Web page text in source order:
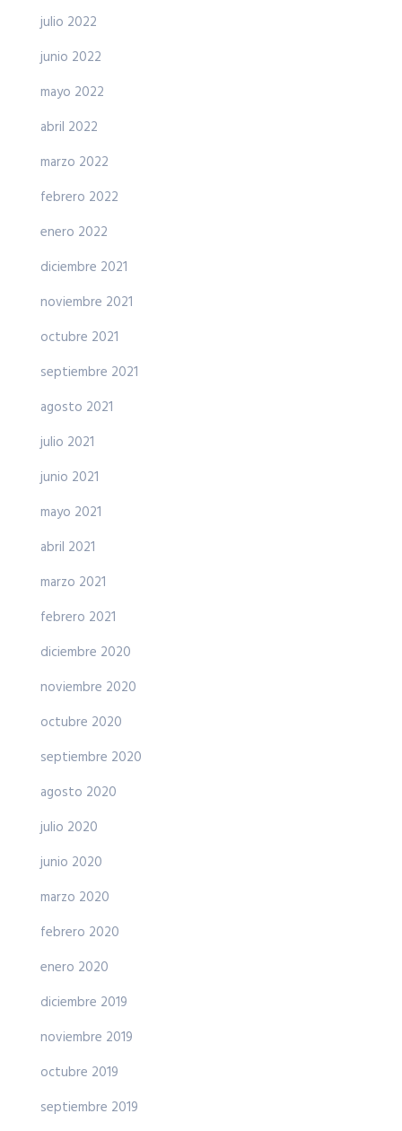
julio 2022
junio 2022
mayo 2022
abril 2022
marzo 2022
febrero 2022
enero 2022
diciembre 2021
noviembre 2021
octubre 2021
septiembre 2021
agosto 2021
julio 2021
junio 2021
mayo 2021
abril 2021
marzo 2021
febrero 2021
diciembre 2020
noviembre 2020
octubre 2020
septiembre 2020
agosto 2020
julio 2020
junio 2020
marzo 2020
febrero 2020
enero 2020
diciembre 2019
noviembre 2019
octubre 2019
septiembre 2019